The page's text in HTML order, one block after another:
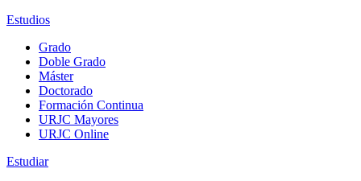
Estudios
Grado
Doble Grado
Máster
Doctorado
Formación Continua
URJC Mayores
URJC Online
Estudiar